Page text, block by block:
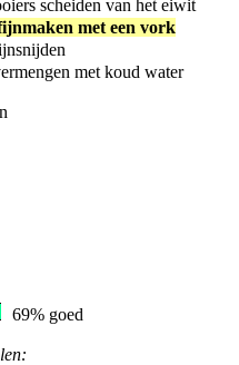
scheiden van het eiwit
met een vork
met koud water
69% goed